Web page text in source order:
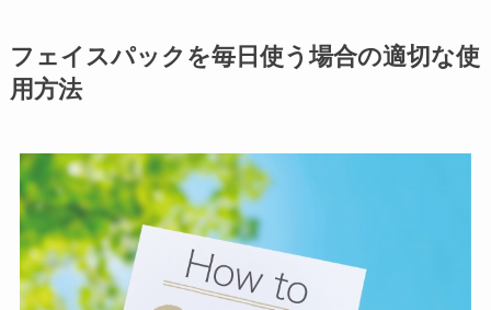
フェイスパックを毎日使う場合の適切な使
用方法